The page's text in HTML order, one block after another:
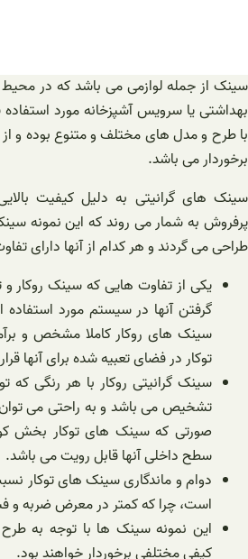
جمله لوازمی می باشد که در محیط
یا سرویس آشپزخانه مورد استفاده قرار
و مدل های مختلف و متنوع بوده و از
می‌ باشد.
گرانیتی به دلیل کیفیت بالایی که
به شمار می‌ روند که این نمونه سینک ها
گردند و هر کدام از آنها دارای تفاوت
یکی از تفاوت‌ هایی که سینک روکار و توکار
گرفتن آنها در سیستم مورد استفاده از
سینک های روکار کاملا مشخص و
توکار در فضای تعبیه شده برای آنها قرار می
سینک گرانیتی روکار با هر رنگی که
تشخیص می باشد و به راحتی می توان رنگ
صورتی که سینک های توکار بخش کوچکی
سطح داخلی آنها قابل رویت می باشد.
دوام و ماندگاری سینک های توکار نسبت به
است، چرا که کمتر در معرض ضربه و فشار
این نمونه سینک ها با توجه به طرح و
کیفی مختلفی برخوردار خواهند بود.